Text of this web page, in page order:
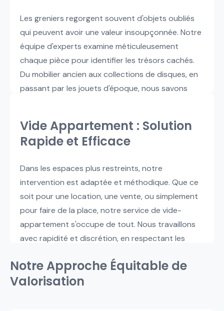
Les greniers regorgent souvent d'objets oubliés
qui peuvent avoir une valeur insoupçonnée. Notre
équipe d'experts examine méticuleusement
chaque pièce pour identifier les trésors cachés.
Du mobilier ancien aux collections de disques, en
passant par les jouets d'époque, nous savons
Vide Appartement : Solution
Rapide et Efficace
Dans les espaces plus restreints, notre
intervention est adaptée et méthodique. Que ce
soit pour une location, une vente, ou simplement
pour faire de la place, notre service de vide-
appartement s'occupe de tout. Nous travaillons
avec rapidité et discrétion, en respectant les
copropriétés.
Notre Approche Équitable de
Valorisation